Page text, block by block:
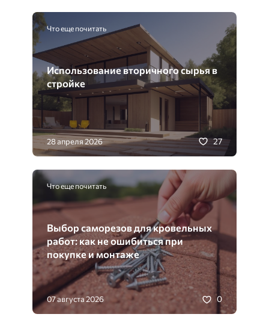
Что еще почитать
Использование вторичного сырья в
стройке
28 апреля 2026 27
Что еще почитать
Выбор саморезов для кровельных
работ: как не ошибиться при
покупке и монтаже
07 августа 2026 0